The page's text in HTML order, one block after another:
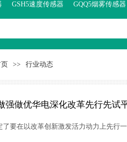
GSH5速度传感器 GQQ5烟雾传感器
>> 行业动态
强做优华电深化改革先行先试
要在以改革创新激发活力动力上先行